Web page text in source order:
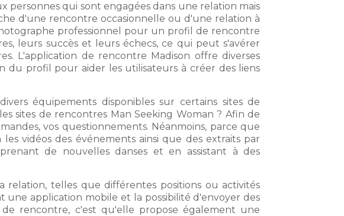
personnes qui sont engagées dans une relation mais
d'une rencontre occasionnelle ou d'une relation à
professionnel pour un profil de rencontre
leurs succès et leurs échecs, ce qui peut s'avérer
L'application de rencontre Madison offre diverses
du profil pour aider les utilisateurs à créer des liens
équipements disponibles sur certains sites de
sites de rencontres Man Seeking Woman ? Afin de
vos questionnements. Néanmoins, parce que
vidéos des événements ainsi que des extraits par
de nouvelles danses et en assistant à des
telles que différentes positions ou activités
application mobile et la possibilité d'envoyer des
rencontre, c'est qu'elle propose également une